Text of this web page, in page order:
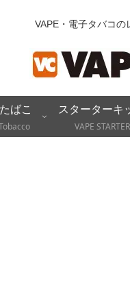
VAPE・電子タバコの
ばこ
スターターキ
VAPE STARTER